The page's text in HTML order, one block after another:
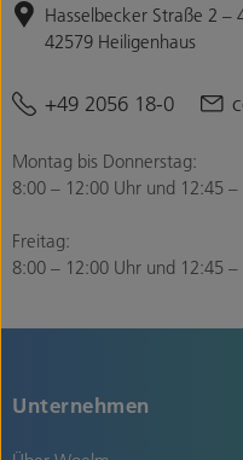
Hasselbecker Straße 2 –
42579 Heiligenhaus
+49 2056 18-0
Montag bis Donnerstag:
8:00 – 12:00 Uhr und 12:45
Freitag:
8:00 – 12:00 Uhr und 12:45
Unternehmen